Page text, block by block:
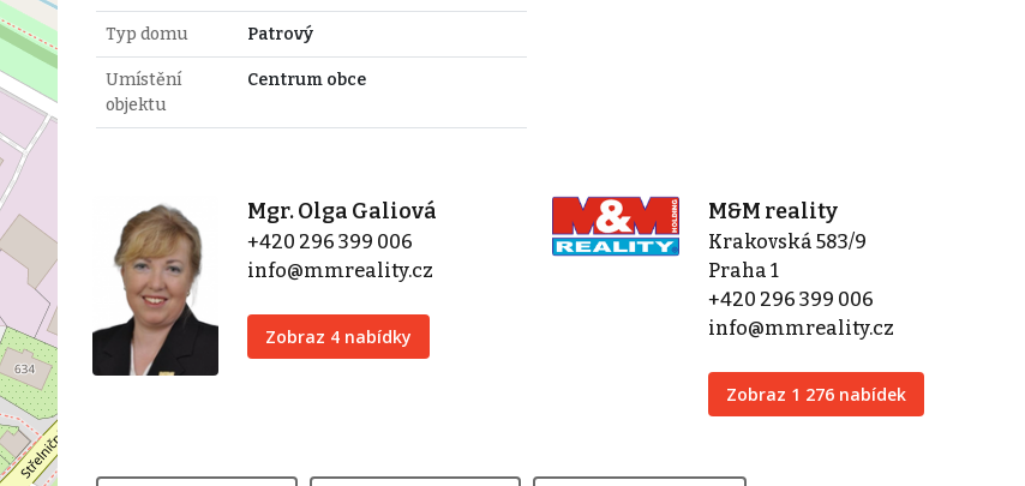
Typ domu Patrový
Umístění
objektu
Centrum obce
Mgr. Olga Galiová
+420 296 399 006
info@mmreality.cz
Zobraz 4 nabídky
M&M reality
Krakovská 583/9
Praha 1
+420 296 399 006
info@mmreality.cz
Zobraz 1 276 nabídek